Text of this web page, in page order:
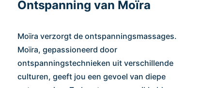
Ontspanning van Moïra
Moïra verzorgt de ontspanningsmassages.
Moïra, gepassioneerd door
ontspanningstechnieken uit verschillende
culturen, geeft jou een gevoel van diepe